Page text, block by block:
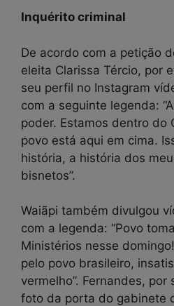
Inquérito criminal
De acordo com a petição
eleita Clarissa Tércio, por
seu perfil no Instagram
com a seguinte legenda:
poder. Estamos dentro do
povo está aqui em cima.
história, a história dos
bisnetos”.
Waiãpi também divulgou
com a legenda: “Povo
Ministérios nesse
pelo povo brasileiro,
vermelho”. Fernandes, por
foto da porta do gabinete